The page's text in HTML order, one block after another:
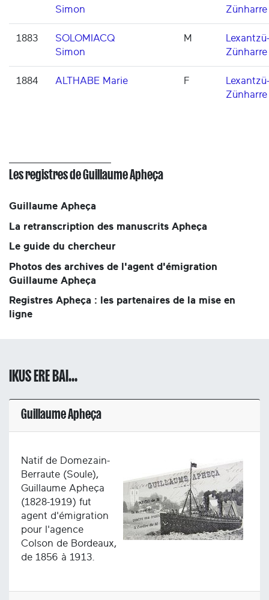
Simon
Zünharre
1883
SOLOMIACQ
Simon
M
Lexantzü-
Zünharre
1884 ALTHABE Marie F
Lexantzü-
Zünharre
Les registres de Guillaume Apheça
Guillaume Apheça
La retranscription des manuscrits Apheça
Le guide du chercheur
Photos des archives de l'agent d'émigration
Guillaume Apheça
Registres Apheça : les partenaires de la mise en
ligne
IKUS ERE BAI...
Guillaume Apheça
Natif de Domezain-
Berraute (Soule),
Guillaume Apheça
(1828-1919) fut
agent d'émigration
pour l'agence
Colson de Bordeaux,
de 1856 à 1913.